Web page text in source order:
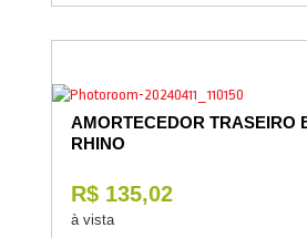
AMORTECEDOR TRASEIRO
RHINO
R$ 135,02
à vista